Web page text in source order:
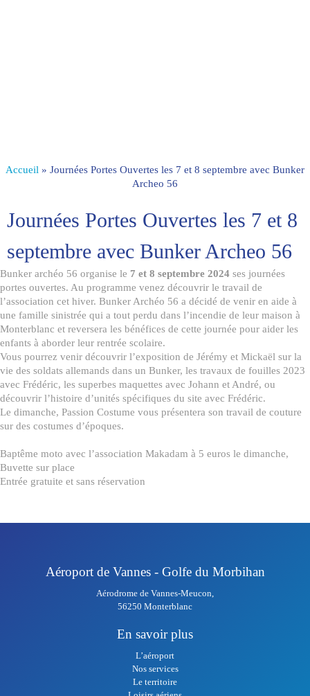
Accueil » Journées Portes Ouvertes les 7 et 8 septembre avec Bunker
Archeo 56
Journées Portes Ouvertes les 7 et 8
septembre avec Bunker Archeo 56
Bunker archéo 56 organise le 7 et 8 septembre 2024 ses journées
portes ouvertes. Au programme venez découvrir le travail de
l’association cet hiver. Bunker Archéo 56 a décidé de venir en aide à
une famille sinistrée qui a tout perdu dans l’incendie de leur maison à
Monterblanc et reversera les bénéfices de cette journée pour aider les
enfants à aborder leur rentrée scolaire.
Vous pourrez venir découvrir l’exposition de Jérémy et Mickaël sur la
vie des soldats allemands dans un Bunker, les travaux de fouilles 2023
avec Frédéric, les superbes maquettes avec Johann et André, ou
découvrir l’histoire d’unités spécifiques du site avec Frédéric.
Le dimanche, Passion Costume vous présentera son travail de couture
sur des costumes d’époques.
Baptême moto avec l’association Makadam à 5 euros le dimanche,
Buvette sur place
Entrée gratuite et sans réservation
Aéroport de Vannes - Golfe du Morbihan
Aérodrome de Vannes-Meucon,
56250 Monterblanc
En savoir plus
L’aéroport
Nos services
Le territoire